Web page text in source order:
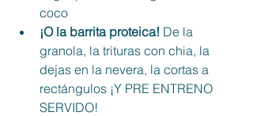
coco
¡O la barrita proteica! De la
granola, la trituras con chia, la
dejas en la nevera, la cortas a
rectángulos ¡Y PRE ENTRENO
SERVIDO!